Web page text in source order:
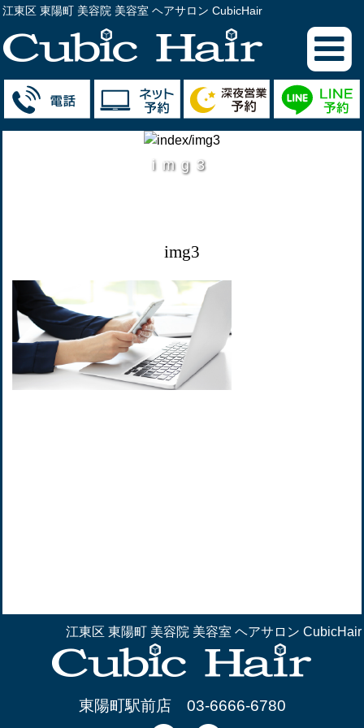
江東区 東陽町 美容院 美容室 ヘアサロン CubicHair
img3
img3
江東区 東陽町 美容院 美容室 ヘアサロン CubicHair
東陽町駅前店 03-6666-6780